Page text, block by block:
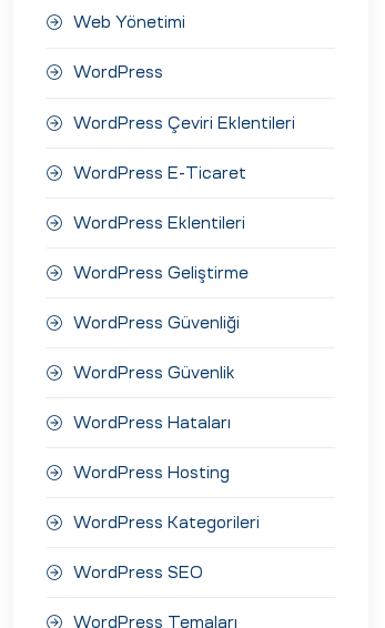
Web Yönetimi
WordPress
WordPress Çeviri Eklentileri
WordPress E-Ticaret
WordPress Eklentileri
WordPress Geliştirme
WordPress Güvenliği
WordPress Güvenlik
WordPress Hataları
WordPress Hosting
WordPress Kategorileri
WordPress SEO
WordPress Temaları